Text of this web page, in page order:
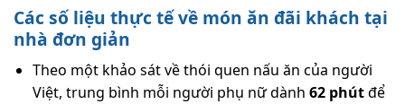
Các số liệu thực tế về món ăn đãi khách tại
nhà đơn giản
Theo một khảo sát về thói quen nấu ăn của người
Việt, trung bình mỗi người phụ nữ dành 62 phútđể